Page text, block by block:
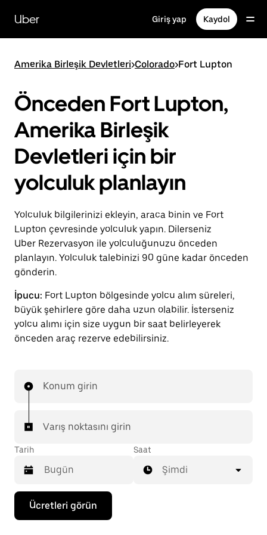
içeriğe
gidinUber Giriş yap Kaydol
Amerika Birleşik Devletleri>Colorado>Fort Lupton
Önceden Fort Lupton,
Amerika Birleşik
Devletleri için bir
yolculuk planlayın
Yolculuk bilgilerinizi ekleyin, araca binin ve Fort
Lupton çevresinde yolculuk yapın. Dilerseniz
Uber Rezervasyon ile yolculuğunuzu önceden
planlayın. Yolculuk talebinizi 90 güne kadar önceden
gönderin.
İpucu: Fort Lupton bölgesinde yolcu alım süreleri,
büyük şehirlere göre daha uzun olabilir. İsterseniz
yolcu alımı için size uygun bir saat belirleyerek
önceden araç rezerve edebilirsiniz.
Konum girin
Varış noktasını girin
Tarih
Takvimle
etkileşime
geçmek
Saat
Şimdi
Ücretleri görün